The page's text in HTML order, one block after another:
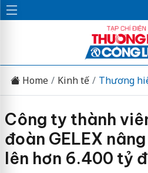
Home Kinh tế Thương
Công ty thành
đoàn GELEX
lên hơn 6.400 tỷ